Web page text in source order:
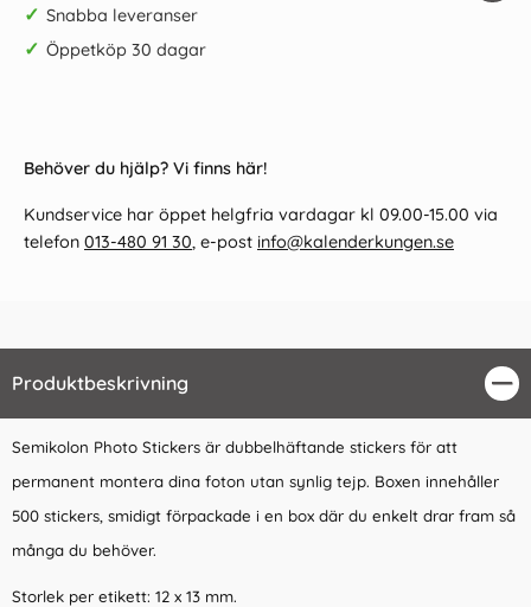
✓ Snabba leveranser
✓ Öppetköp 30 dagar
Behöver du hjälp? Vi finns här!
Kundservice har öppet helgfria vardagar kl 09.00-15.00 via
telefon 013-480 91 30, e-post info@kalenderkungen.se
Produktbeskrivning
Semikolon Photo Stickers är dubbelhäftande stickers för att
permanent montera dina foton utan synlig tejp. Boxen innehåller
500 stickers, smidigt förpackade i en box där du enkelt drar fram så
många du behöver.
Storlek per etikett: 12 x 13 mm.